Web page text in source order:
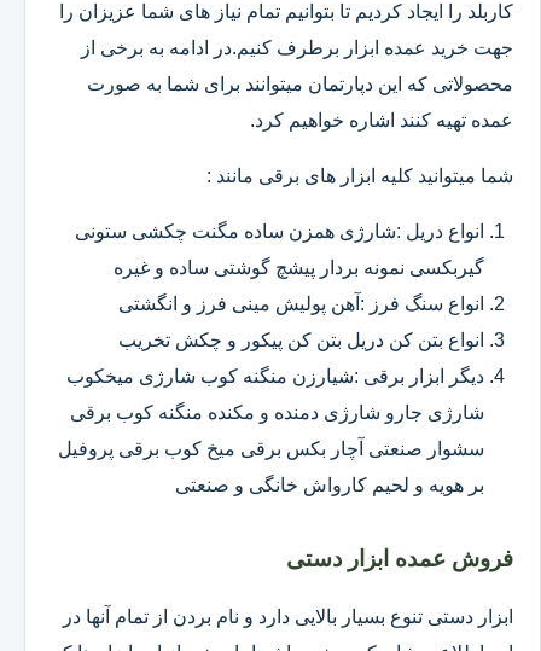
کاربلد را ایجاد کردیم تا بتوانیم تمام نیاز های شما عزیزان را
جهت خرید عمده ابزار برطرف کنیم.در ادامه به برخی از
محصولاتی که این دپارتمان میتوانند برای شما به صورت
عمده تهیه کنند اشاره خواهیم کرد.
شما میتوانید کلیه ابزار های برقی مانند :
انواع دریل :شارژی همزن ساده مگنت چکشی ستونی
گیربکسی نمونه بردار پیشچ گوشتی ساده و غیره
انواع سنگ فرز :آهن پولیش مینی فرز و انگشتی
انواع بتن کن دریل بتن کن پیکور و چکش تخریب
دیگر ابزار برقی :شیارزن منگنه کوب شارژی میخکوب
شارژی جارو شارژی دمنده و مکنده منگنه کوب برقی
سشوار صنعتی آچار بکس برقی میخ کوب برقی پروفیل
بر هویه و لحیم کارواش خانگی و صنعتی
فروش عمده ابزار دستی
ابزار دستی تنوع بسیار بالایی دارد و نام بردن از تمام آنها در